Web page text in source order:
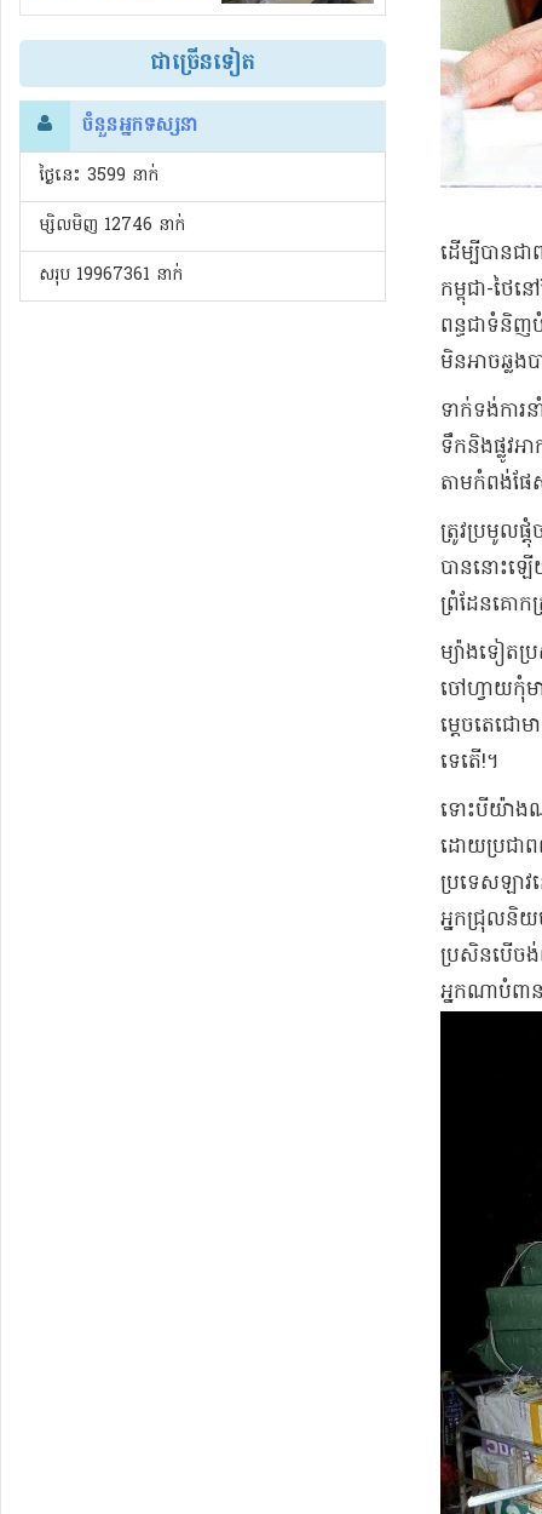
ពន្ធនិងអត់ច្បាប់នាំ
ចូល!?
ជាច្រើនទៀត
ចំនួនអ្នកទស្សនា
ថ្ងៃនេះ​ 3599 នាក់
ម្សិលមិញ 12746 នាក់
សរុប 19967361 នាក់
ដើម្បីបាន
កម្ពុជា-ថៃ
ពន្ធជាទំនិញ
មិនអាចឆ្លង
ទាក់ទង់ការ
ទឹកនិងផ្លូវអ
តាមកំពង់ផែ
ត្រូវប្រមូលផ្
បាននោះឡ
ព្រំដែនគោក
ម្យ៉ាងទៀត
ចៅហ្វាយកុំ
ម្តេចតេជោ
ទេតើ!។
ទោះបីយ៉ាងណ
ដោយប្រជា
ប្រទេសឡាវ
អ្នកជ្រុលនិ
ប្រសិនបើចង់
អ្នកណាបំពា